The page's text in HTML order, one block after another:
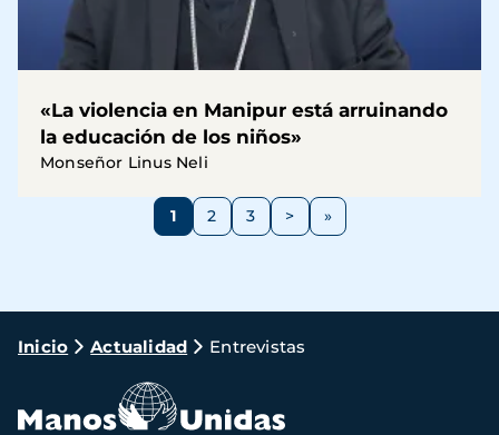
«La violencia en Manipur está arruinando
la educación de los niños»
Monseñor Linus Neli
Página
1 Página
2 Página
3
Siguiente
>
Ruta
navegación
Inicio Actualidad Entrevistas